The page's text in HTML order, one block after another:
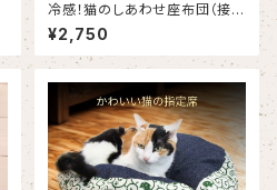
冷感！猫のしあわせ座布団（接触
冷感）｜暑さがこたえる夏向け
涼しい羽毛クッション
¥2,750